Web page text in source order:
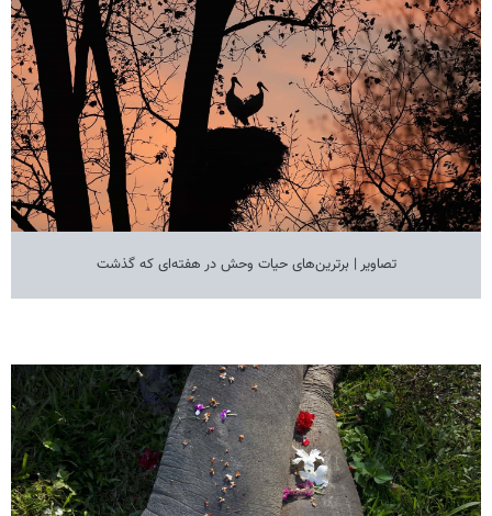
تصاویر | برترین‌های حیات وحش در هفته‌ای که گذشت